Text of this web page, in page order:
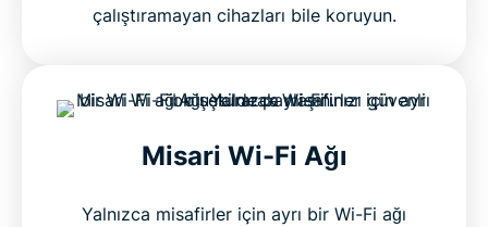
çalıştıramayan cihazları bile koruyun.
Misari Wi-Fi Ağı
Yalnızca misafirler için ayrı bir Wi-Fi ağı